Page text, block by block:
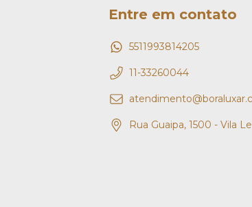
Entre em contato
5511993814205
11-33260044
Rua Guaipa, 1500 - Vila